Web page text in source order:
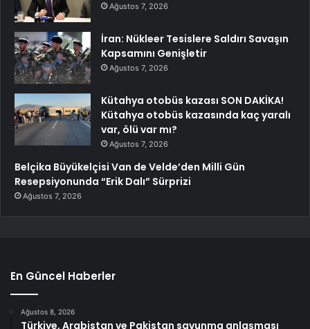
Ağustos 7, 2026
İran: Nükleer Tesislere Saldırı Savaşın
Kapsamını Genişletir
Ağustos 7, 2026
Kütahya otobüs kazası SON DAKİKA!
Kütahya otobüs kazasında kaç yaralı
var, ölü var mı?
Ağustos 7, 2026
Belçika Büyükelçisi Van de Velde’den Milli Gün
Resepsiyonunda “Erik Dalı” Sürprizi
Ağustos 7, 2026
En Güncel Haberler
Ağustos 8, 2026
Türkiye, Arabistan ve Pakistan savunma anlaşması